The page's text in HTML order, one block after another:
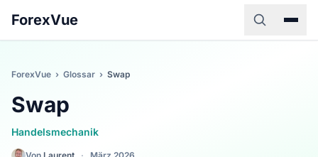
ForexVue
ForexVue › Glossar › Swap
Swap
Handelsmechanik